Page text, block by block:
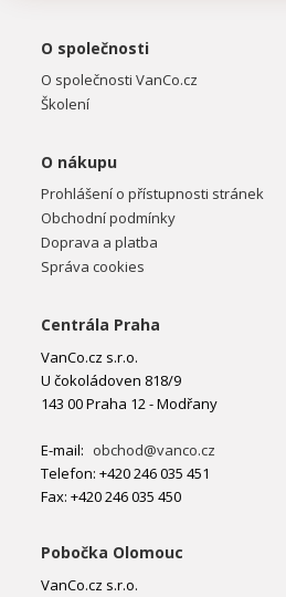
O společnosti
O společnosti VanCo.cz
Školení
O nákupu
Prohlášení o přístupnosti stránek
Obchodní podmínky
Doprava a platba
Správa cookies
Centrála Praha
VanCo.cz s.r.o.
U čokoládoven 818/9
143 00 Praha 12 - Modřany
E-mail: obchod@vanco.cz
Telefon: +420 246 035 451
Fax: +420 246 035 450
Pobočka Olomouc
VanCo.cz s.r.o.